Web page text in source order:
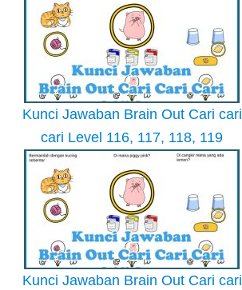
Kunci Jawaban Brain Out Cari cari
cari Level 116, 117, 118, 119
Kunci Jawaban Brain Out Cari cari